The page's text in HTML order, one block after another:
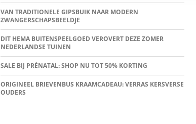
VAN TRADITIONELE GIPSBUIK NAAR MODERN
ZWANGERSCHAPSBEELDJE
DIT HEMA BUITENSPEELGOED VEROVERT DEZE ZOMER
NEDERLANDSE TUINEN
SALE BIJ PRÉNATAL: SHOP NU TOT 50% KORTING
ORIGINEEL BRIEVENBUS KRAAMCADEAU: VERRAS KERSVERSE
OUDERS